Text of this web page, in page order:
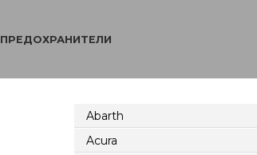
ПРЕДОХРАНИТЕЛИ
Abarth
Acura